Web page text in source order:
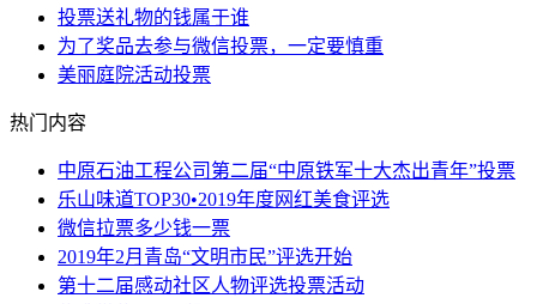
投票送礼物的钱属于谁
为了奖品去参与微信投票，一定要慎重
美丽庭院活动投票
热门内容
中原石油工程公司第二届“中原铁军十大杰出青年”投票
乐山味道TOP30•2019年度网红美食评选
微信拉票多少钱一票
2019年2月青岛“文明市民”评选开始
第十二届感动社区人物评选投票活动